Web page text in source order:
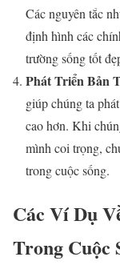
Các nguyên tắc
định hình các
trường sống tốt
Phát Triển Bản
giúp chúng ta
cao hơn. Khi
mình coi trọng,
trong cuộc sống.
Các Ví Dụ
Trong Cuộc